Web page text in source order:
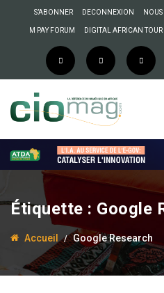
S’ABONNER DECONNEXION
M PAY FORUM DIGITAL AFRICAN TOUR
Étiquette : Google
Accueil Google Research